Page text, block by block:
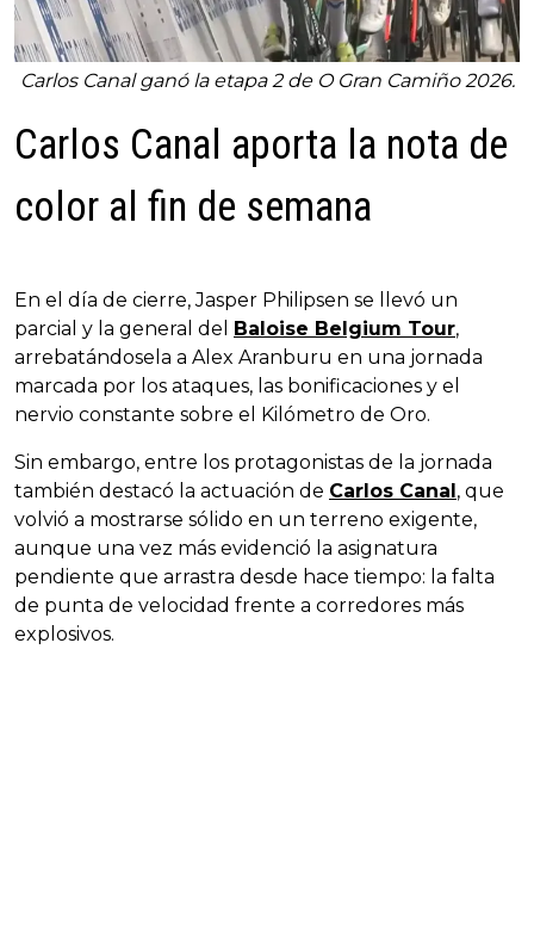
Carlos Canal ganó la etapa 2 de O Gran Camiño 2026.
Carlos Canal aporta la nota de
color al fin de semana
En el día de cierre, Jasper Philipsen se llevó un
parcial y la general del
Baloise Belgium Tour,
arrebatándosela a Alex Aranburu en una jornada
marcada por los ataques, las bonificaciones y el
nervio constante sobre el Kilómetro de Oro.
Sin embargo, entre los protagonistas de la jornada
también destacó la actuación de Carlos Canal , que
volvió a mostrarse sólido en un terreno exigente,
aunque una vez más evidenció la asignatura
pendiente que arrastra desde hace tiempo: la falta
de punta de velocidad frente a corredores más
explosivos.